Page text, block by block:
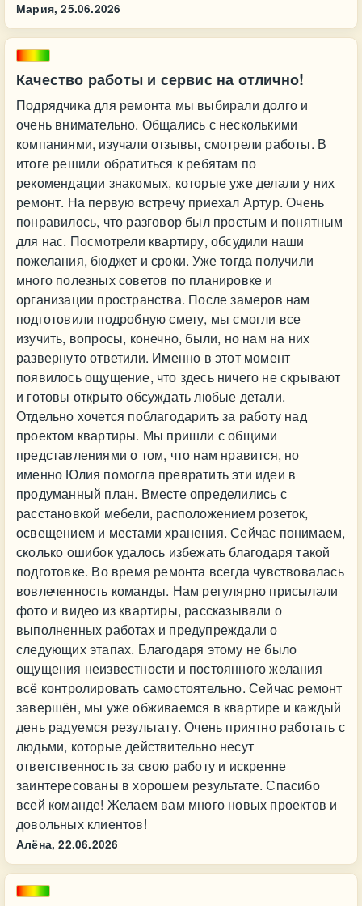
Мария, 25.06.2026
Качество работы и сервис на отлично!
Подрядчика для ремонта мы выбирали долго и
очень внимательно. Общались с несколькими
компаниями, изучали отзывы, смотрели работы. В
итоге решили обратиться к ребятам по
рекомендации знакомых, которые уже делали у них
ремонт. На первую встречу приехал Артур. Очень
понравилось, что разговор был простым и понятным
для нас. Посмотрели квартиру, обсудили наши
пожелания, бюджет и сроки. Уже тогда получили
много полезных советов по планировке и
организации пространства. После замеров нам
подготовили подробную смету, мы смогли все
изучить, вопросы, конечно, были, но нам на них
развернуто ответили. Именно в этот момент
появилось ощущение, что здесь ничего не скрывают
и готовы открыто обсуждать любые детали.
Отдельно хочется поблагодарить за работу над
проектом квартиры. Мы пришли с общими
представлениями о том, что нам нравится, но
именно Юлия помогла превратить эти идеи в
продуманный план. Вместе определились с
расстановкой мебели, расположением розеток,
освещением и местами хранения. Сейчас понимаем,
сколько ошибок удалось избежать благодаря такой
подготовке. Во время ремонта всегда чувствовалась
вовлеченность команды. Нам регулярно присылали
фото и видео из квартиры, рассказывали о
выполненных работах и предупреждали о
следующих этапах. Благодаря этому не было
ощущения неизвестности и постоянного желания
всё контролировать самостоятельно. Сейчас ремонт
завершён, мы уже обживаемся в квартире и каждый
день радуемся результату. Очень приятно работать с
людьми, которые действительно несут
ответственность за свою работу и искренне
заинтересованы в хорошем результате. Спасибо
всей команде! Желаем вам много новых проектов и
довольных клиентов!
Алёна, 22.06.2026